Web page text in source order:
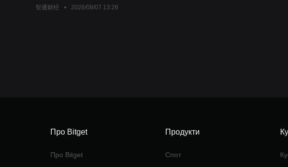
тижні.
智通财经 • 2026/08/07 13:26
Про Bitget
Про Bitget
Продукти
Спот